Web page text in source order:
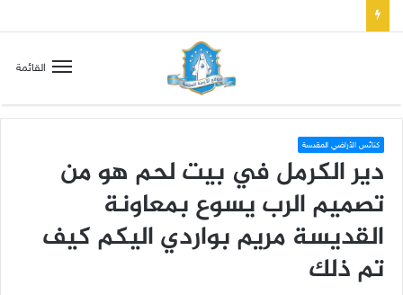
القائمة
كنائس الأراضي المقدسة
دير الكرمل في بيت لحم هو من
تصميم الرب يسوع بمعاونة
القديسة مريم بواردي اليكم كيف
تم ذلك